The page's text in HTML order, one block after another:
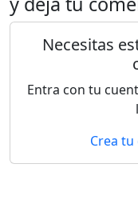
Necesitas
Entra con tu
Crea